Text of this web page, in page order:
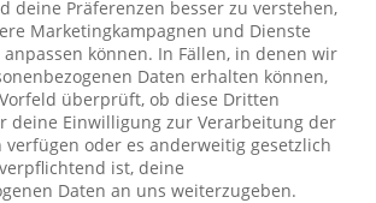
deine Präferenzen besser zu verstehen,
Marketingkampagnen und Dienste
können. In Fällen, in denen wir
Daten erhalten können,
überprüft, ob diese Dritten
deine Einwilligung zur Verarbeitung der
oder es anderweitig gesetzlich
ist, deine
Daten an uns weiterzugeben.